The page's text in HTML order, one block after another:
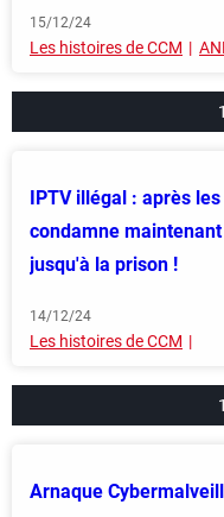
15/12/24
Les histoires de CCM
IPTV illégal : après
condamne
jusqu'à la prison !
14/12/24
Les histoires de CCM
Arnaque